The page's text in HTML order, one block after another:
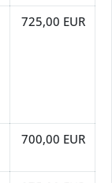
725,00 EUR
700,00 EUR